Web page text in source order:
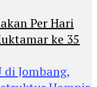
Per Hari
ke 35